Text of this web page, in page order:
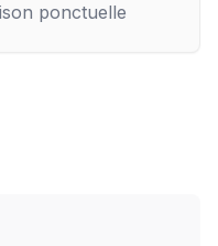
ponctuelle